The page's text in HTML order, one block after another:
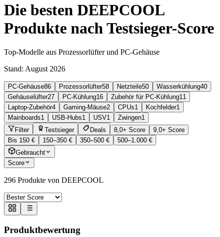
Die besten DEEPCOOL
Produkte nach Testsieger-Score
Top-Modelle aus Prozessorlüfter und PC-Gehäuse
Stand: August 2026
PC-Gehäuse86 Prozessorlüfter58 Netzteile50 Wasserkühlung40
Gehäuselüfter27 PC-Kühlung16 Zubehör für PC-Kühlung11
Laptop-Zubehör4 Gaming-Mäuse2 CPUs1 Kochfelder1
Mainboards1 USB-Hubs1 USV1 Zwingen1
Filter
Testsieger Deals 8,0+ Score
9,0+ Score
Bis 150 €
150–350 € 350–500 €
500–1.000 €
Gebraucht
Score
296 Produkte von DEEPCOOL
Produktbewertung